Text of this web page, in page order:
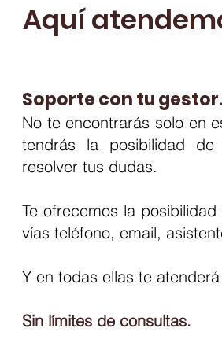
Aquí
Soportecon tu gestor.
No te encontrarás solo en
tendrás la posibilidad
resolver tus dudas.
Te ofrecemos la
vías teléfono, email,
Y en todas ellas te
Sin límites de consultas.